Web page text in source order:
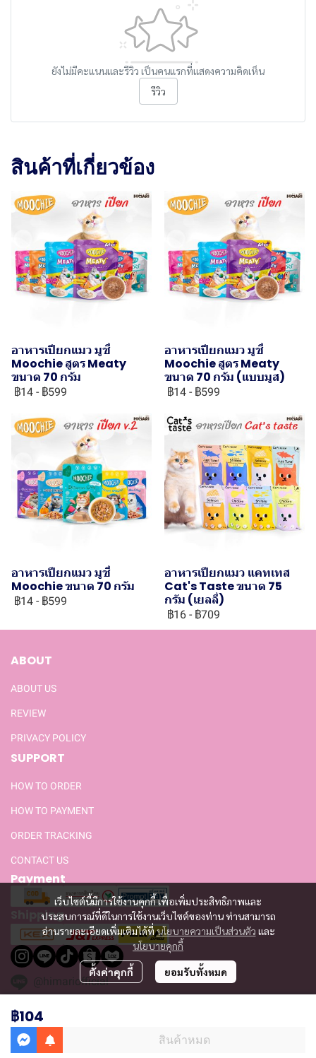
ยังไม่มีคะแนนและรีวิว เป็นคนแรกที่แสดงความคิดเห็น
รีวิว
สินค้าที่เกี่ยวข้อง
อาหารเปียกแมว มูชี่
Moochie สูตร Meaty
ขนาด 70 กรัม
฿14 - ฿599
อาหารเปียกแมว มูชี่
Moochie สูตร Meaty
ขนาด 70 กรัม (แบบมูส)
฿14 - ฿599
อาหารเปียกแมว มูชี่
Moochie ขนาด 70 กรัม
฿14 - ฿599
อาหารเปียกแมว แคทเทส
Cat's Taste ขนาด 75
กรัม (เยลลี่)
฿16 - ฿709
฿104
สินค้าหมด
เว็บไซต์นี้มีการใช้งานคุกกี้ เพื่อเพิ่มประสิทธิภาพและ
ประสบการณ์ที่ดีในการใช้งานเว็บไซต์ของท่าน ท่านสามารถ
อ่านรายละเอียดเพิ่มเติมได้ที่นโยบายความเป็นส่วนตัว และ
นโยบายคุกกี้
ตั้งค่าคุกกี้ ยอมรับทั้งหมด
ABOUT
ABOUT US
REVIEW
PRIVACY POLICY
SUPPORT
HOW TO ORDER
HOW TO PAYMENT
ORDER TRACKING
CONTACT US
Payment
Shipping
@himariofficial